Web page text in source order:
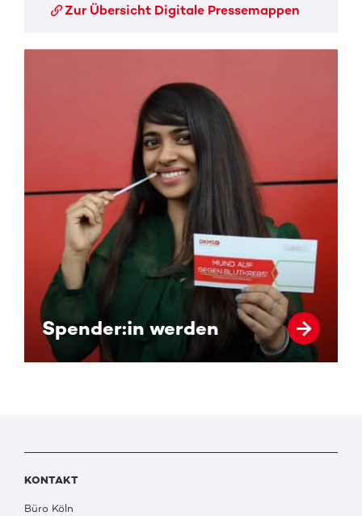
Zur Übersicht Digitale Pressemappen
Spender:in werden
KONTAKT
Büro Köln